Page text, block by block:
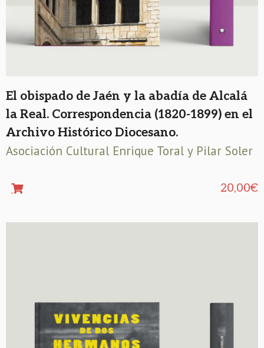
El obispado de Jaén y la abadía de Alcalá
la Real. Correspondencia (1820-1899) en el
Archivo Histórico Diocesano.
Asociación Cultural Enrique Toral y Pilar Soler
20,00€